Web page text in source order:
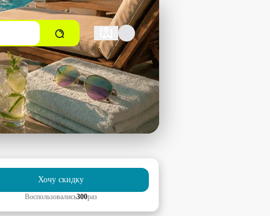
Хочу скидку
Воспользовались300раз